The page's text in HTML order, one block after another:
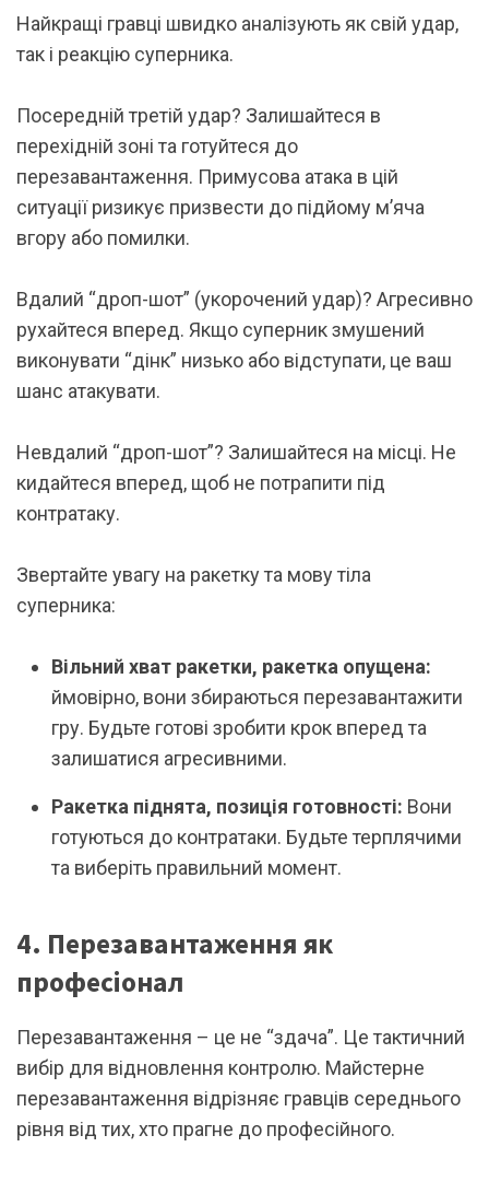
Найкращі гравці швидко аналізують як свій удар,
так і реакцію суперника.
Посередній третій удар? Залишайтеся в
перехідній зоні та готуйтеся до
перезавантаження. Примусова атака в цій
ситуації ризикує призвести до підйому м’яча
вгору або помилки.
Вдалий “дроп-шот” (укорочений удар)? Агресивно
рухайтеся вперед. Якщо суперник змушений
виконувати “дінк” низько або відступати, це ваш
шанс атакувати.
Невдалий “дроп-шот”? Залишайтеся на місці. Не
кидайтеся вперед, щоб не потрапити під
контратаку.
Звертайте увагу на ракетку та мову тіла
суперника:
Вільний хват ракетки, ракетка опущена:
ймовірно, вони збираються перезавантажити
гру. Будьте готові зробити крок вперед та
залишатися агресивними.
Ракетка піднята, позиція готовності: Вони
готуються до контратаки. Будьте терплячими
та виберіть правильний момент.
4. Перезавантаження як
професіонал
Перезавантаження – це не “здача”. Це тактичний
вибір для відновлення контролю. Майстерне
перезавантаження відрізняє гравців середнього
рівня від тих, хто прагне до професійного.